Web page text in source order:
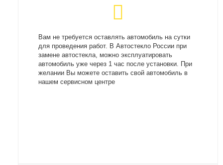
Вам не требуется оставлять автомобиль на сутки
для проведения работ. В Автостекло России при
замене автостекла, можно эксплуатировать
автомобиль уже через 1 час после установки. При
желании Вы можете оставить свой автомобиль в
нашем сервисном центре